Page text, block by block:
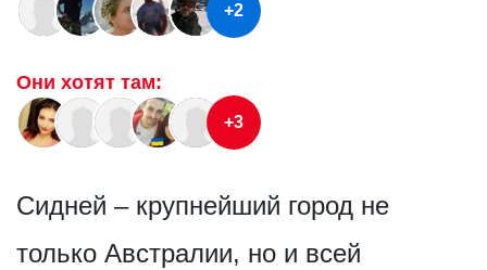
+2
Они хотят там:
+3
Сидней – крупнейший город не
только Австралии, но и всей